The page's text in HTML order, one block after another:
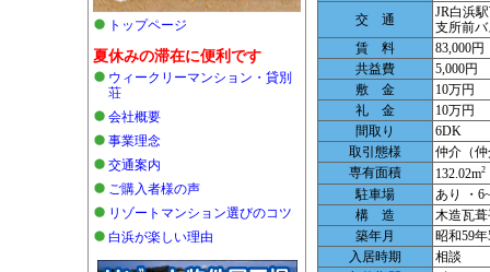
交 通
JR白浜
支所前
賃 料
83,000円
共益費
5,000円
敷 金
10万円
礼 金
10万円
間取り
6DK
取引態様
仲介（
専有面積
132.02m2
駐車場
あり ・
構 造
木造瓦
築年月
昭和59
入居時期
相談
トップページ
夏休みの滞在に便利です
ウィークリーマンション・貸別
荘
会社概要
事業理念
交通案内
ご購入者様の声
リゾートマンション選びのコツ
白浜が楽しい理由